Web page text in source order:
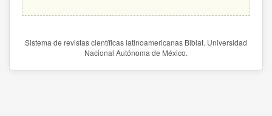
Sistema de revistas científicas latinoamericanas Biblat. Universidad
Nacional Autónoma de México.